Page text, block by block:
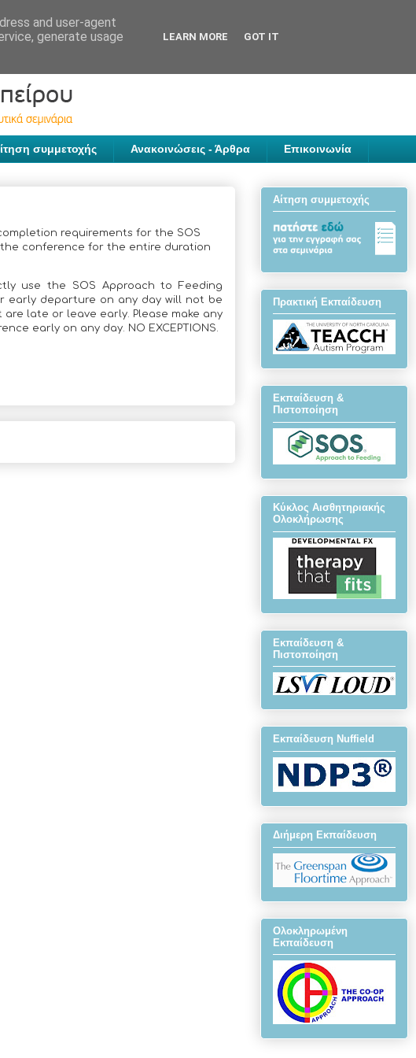
συμμετοχής Ανακοινώσεις - Άρθρα Επικοινωνία
requirements for the SOS
conference for the entire duration
use the SOS Approach to Feeding
early departure on any day will not be
late or leave early. Please make any
early on any day. NO EXCEPTIONS.
Αίτηση συμμετοχής
Πρακτική Εκπαίδευση
Εκπαίδευση &
Πιστοποίηση
Κύκλος Αισθητηριακής
Ολοκλήρωσης
Εκπαίδευση &
Πιστοποίηση
Εκπαίδευση Nuffield
Διήμερη Εκπαίδευση
Ολοκληρωμένη
Εκπαίδευση
and user-agent
generate usage
LEARN MORE GOT IT